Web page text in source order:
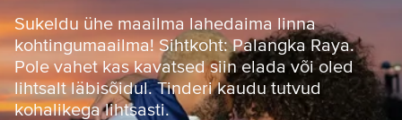
a
l
e
h
t
Sukeldu ühe maailma lahedaima linna
kohtingumaailma! Sihtkoht: Palangka Raya.
Pole vahet kas kavatsed siin elada või oled
lihtsalt läbisõidul. Tinderi kaudu tutvud
kohalikega lihtsasti.